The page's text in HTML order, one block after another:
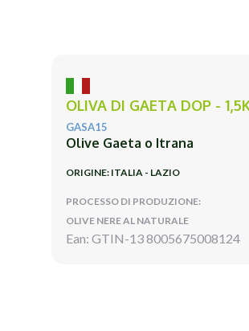
OLIVA DI GAETA DOP -
GASA15
Olive Gaeta o Itrana
ORIGINE: ITALIA - LAZIO
PROCESSO DI PRODUZIONE:
OLIVE NERE AL NATURALE
Ean: GTIN-13 8005675008124